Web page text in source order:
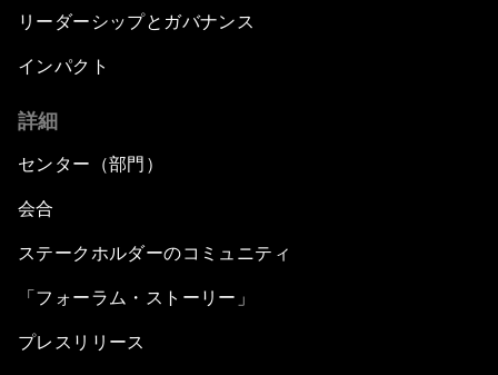
リーダーシップとガバナンス
インパクト
詳細
センター（部門）
会合
ステークホルダーのコミュニティ
「フォーラム・ストーリー」
プレスリリース